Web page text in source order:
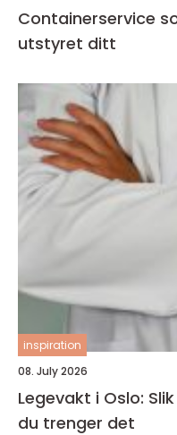
Containerservice
utstyret ditt
inspiration
08. July 2026
Legevakt i Oslo:
du trenger det